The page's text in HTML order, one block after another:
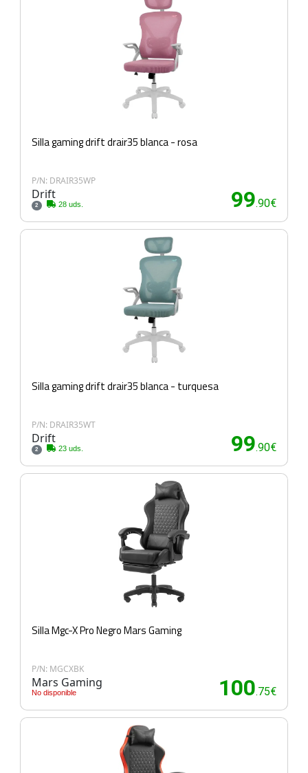
Silla gaming drift drair35 blanca - rosa
P/N: DRAIR35WP
Drift
2 28 uds. 99.90€
Silla gaming drift drair35 blanca - turquesa
P/N: DRAIR35WT
Drift
2 23 uds. 99.90€
Silla Mgc-X Pro Negro Mars Gaming
P/N: MGCXBK
Mars Gaming
No disponible 100.75€